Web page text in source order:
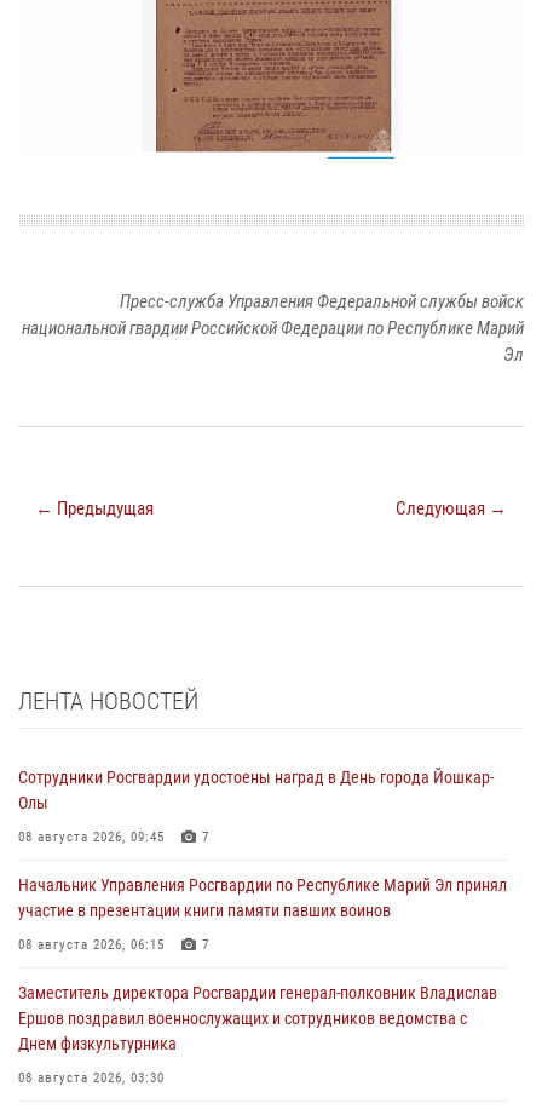
Пресс-служба Управления Федеральной службы войск
национальной гвардии Российской Федерации по Республике Марий
Эл
← Предыдущая Следующая →
ЛЕНТА НОВОСТЕЙ
Сотрудники Росгвардии удостоены наград в День города Йошкар-
Олы
08 августа 2026, 09:45 7
Начальник Управления Росгвардии по Республике Марий Эл принял
участие в презентации книги памяти павших воинов
08 августа 2026, 06:15 7
Заместитель директора Росгвардии генерал-полковник Владислав
Ершов поздравил военнослужащих и сотрудников ведомства с
Днем физкультурника
08 августа 2026, 03:30